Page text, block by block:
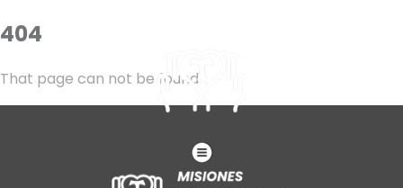
404
That page can not be found